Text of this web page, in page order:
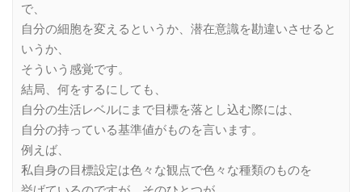
で、
自分の細胞を変えるというか、潜在意識を勘違いさせると
いうか、
そういう感覚です。
結局、何をするにしても、
自分の生活レベルにまで目標を落とし込む際には、
自分の持っている基準値がものを言います。
例えば、
私自身の目標設定は色々な観点で色々な種類のものを